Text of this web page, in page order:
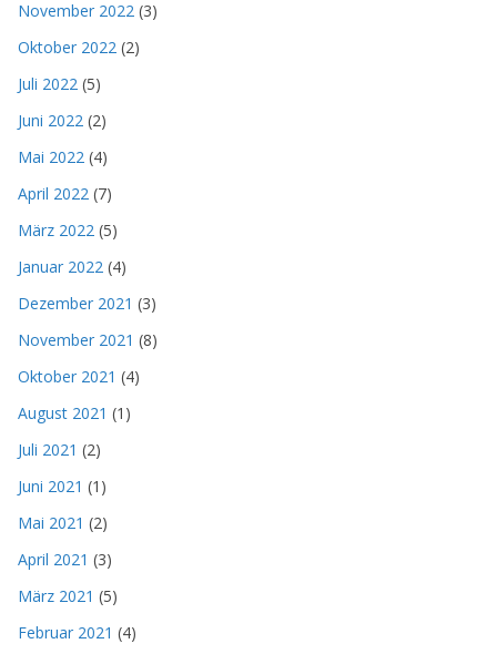
November 2022 (3)
Oktober 2022 (2)
Juli 2022 (5)
Juni 2022 (2)
Mai 2022 (4)
April 2022 (7)
März 2022 (5)
Januar 2022 (4)
Dezember 2021 (3)
November 2021 (8)
Oktober 2021 (4)
August 2021 (1)
Juli 2021 (2)
Juni 2021 (1)
Mai 2021 (2)
April 2021 (3)
März 2021 (5)
Februar 2021 (4)